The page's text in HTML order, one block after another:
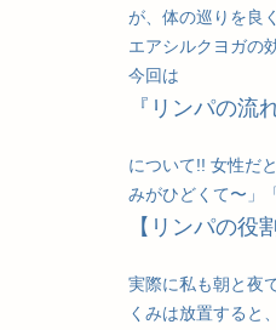
が、体の巡りを良
エアシルクヨガの
今回は
『リンパの流
について!! 女性だと
みがひどくて〜」
【リンパの役割
実際に私も朝と夜
くみは放置すると